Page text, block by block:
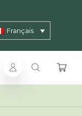
Français